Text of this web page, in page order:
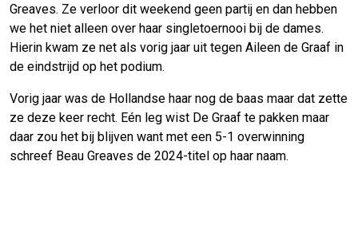
Greaves. Ze verloor dit weekend geen partij en dan hebben
we het niet alleen over haar singletoernooi bij de dames.
Hierin kwam ze net als vorig jaar uit tegen Aileen de Graaf in
de eindstrijd op het podium.
Vorig jaar was de Hollandse haar nog de baas maar dat zette
ze deze keer recht. Eén leg wist De Graaf te pakken maar
daar zou het bij blijven want met een 5-1 overwinning
schreef Beau Greaves de 2024-titel op haar naam.